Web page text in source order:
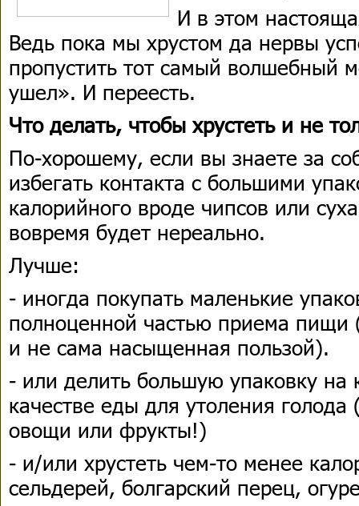
И в этом
Ведь пока мы хрустом да нервы
пропустить тот самый волшебный
ушел». И переесть.
Что делать, чтобы хрустеть и не
По-хорошему, если вы знаете за
избегать контакта с большими
калорийного вроде чипсов или
вовремя будет нереально.
Лучше:
- иногда покупать маленькие
полноценной частью приема пищи
и не сама насыщенная пользой).
- или делить большую упаковку
качестве еды для утоления голода
овощи или фрукты!)
- и/или хрустеть чем-то менее
сельдерей, болгарский перец,